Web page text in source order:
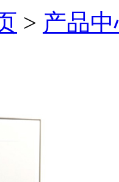
> 产品